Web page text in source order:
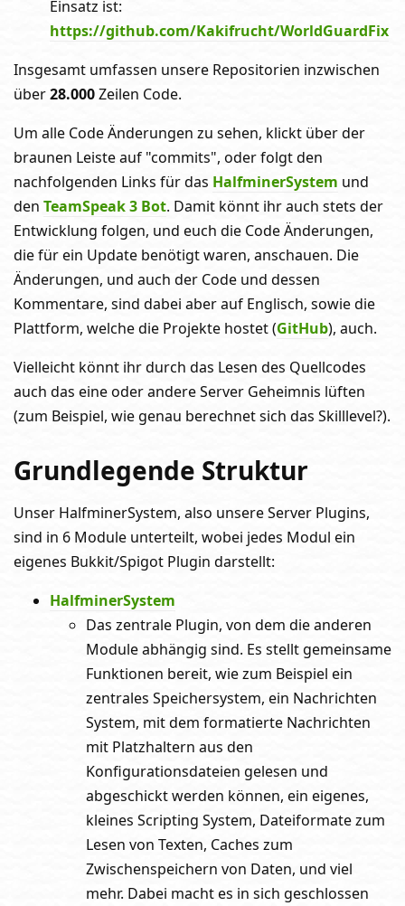
Einsatz ist:
https://github.com/Kakifrucht/WorldGuardFix
Insgesamt umfassen unsere Repositorien inzwischen
über28.000Zeilen Code.
Um alle Code Änderungen zu sehen, klickt über der
braunen Leiste auf "commits", oder folgt den
nachfolgenden Links für das HalfminerSystem und
den TeamSpeak 3 Bot. Damit könnt ihr auch stets der
Entwicklung folgen, und euch die Code Änderungen,
die für ein Update benötigt waren, anschauen. Die
Änderungen, und auch der Code und dessen
Kommentare, sind dabei aber auf Englisch, sowie die
Plattform, welche die Projekte hostet (GitHub), auch.
Vielleicht könnt ihr durch das Lesen des Quellcodes
auch das eine oder andere Server Geheimnis lüften
(zum Beispiel, wie genau berechnet sich das Skilllevel?).
Grundlegende Struktur
Unser HalfminerSystem, also unsere Server Plugins,
sind in 6 Module unterteilt, wobei jedes Modul ein
eigenes Bukkit/Spigot Plugin darstellt:
HalfminerSystem
Das zentrale Plugin, von dem die anderen
Module abhängig sind. Es stellt gemeinsame
Funktionen bereit, wie zum Beispiel ein
zentrales Speichersystem, ein Nachrichten
System, mit dem formatierte Nachrichten
mit Platzhaltern aus den
Konfigurationsdateien gelesen und
abgeschickt werden können, ein eigenes,
kleines Scripting System, Dateiformate zum
Lesen von Texten, Caches zum
Zwischenspeichern von Daten, und viel
mehr. Dabei macht es in sich geschlossen